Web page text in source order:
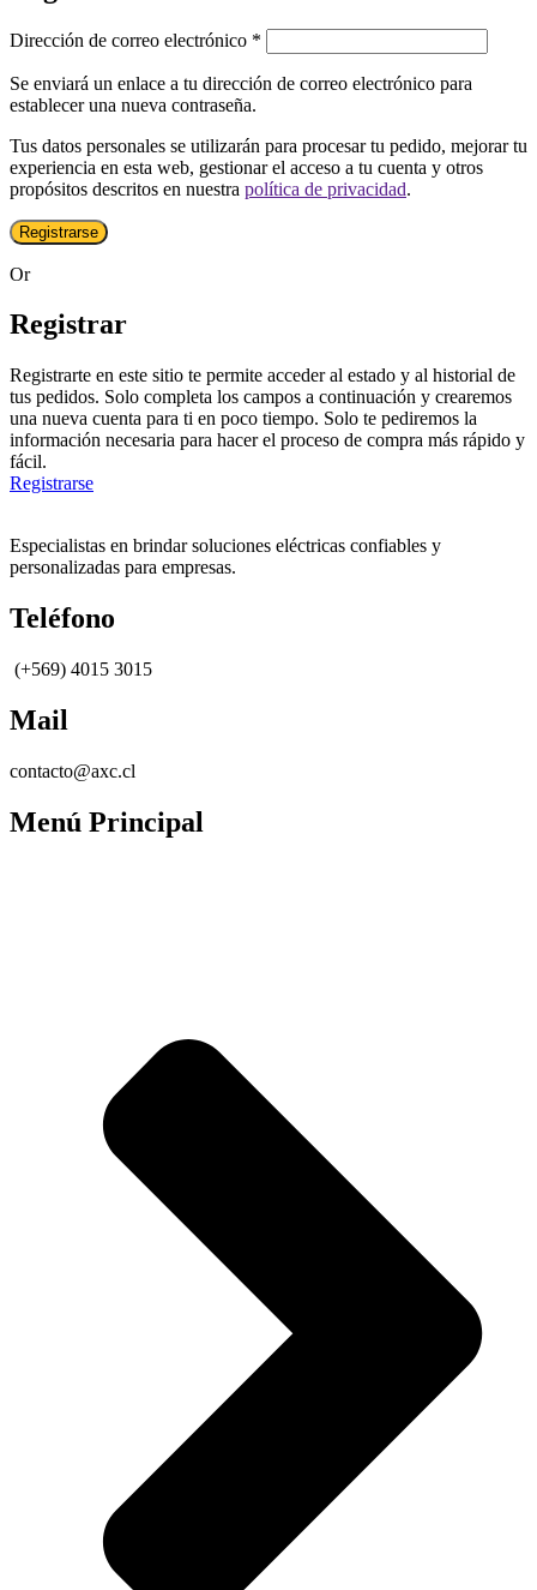
Dirección de correo electrónico *
Se enviará un enlace a tu dirección de correo electrónico para
establecer una nueva contraseña.
Tus datos personales se utilizarán para procesar tu pedido, mejorar tu
experiencia en esta web, gestionar el acceso a tu cuenta y otros
propósitos descritos en nuestra política de privacidad.
Registrarse
Or
Registrar
Registrarte en este sitio te permite acceder al estado y al historial de
tus pedidos. Solo completa los campos a continuación y crearemos
una nueva cuenta para ti en poco tiempo. Solo te pediremos la
información necesaria para hacer el proceso de compra más rápido y
fácil.
Registrarse
Especialistas en brindar soluciones eléctricas confiables y
personalizadas para empresas.
Teléfono
(+569) 4015 3015
Mail
contacto@axc.cl
Menú Principal